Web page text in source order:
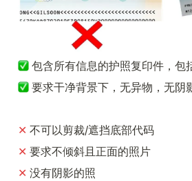
包含所有信息的护照复印件，包
要求干净背景下，无异物，无阴
✕ 不可以剪裁/遮挡底部代码
✕ 要求不倾斜且正面的照片
✕ 没有阴影的照